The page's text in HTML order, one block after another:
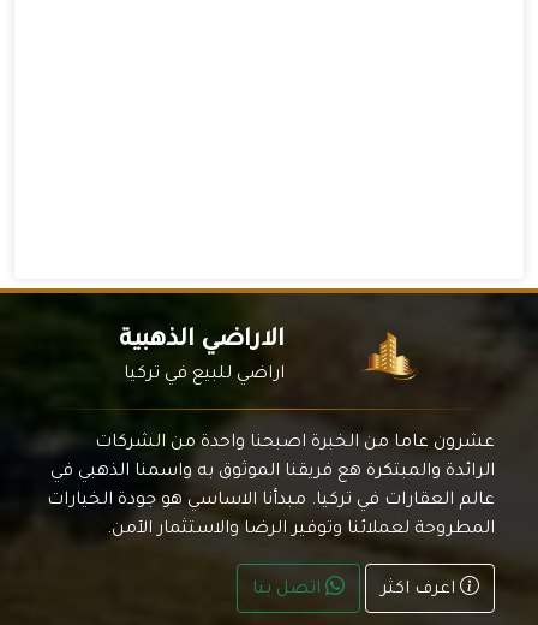
الاراضي الذهبية
اراضي للبيع في تركيا
عشرون عاما من الخبرة اصبحنا واحدة من الشركات
الرائدة والمبتكرة هع فريقنا الموثوق به واسمنا الذهبي في
عالم العقارات في تركيا. مبدأنا الاساسي هو جودة الخيارات
المطروحة لعملائنا وتوفير الرضا والاستثمار الآمن.
اعرف اكثر اتصل بنا